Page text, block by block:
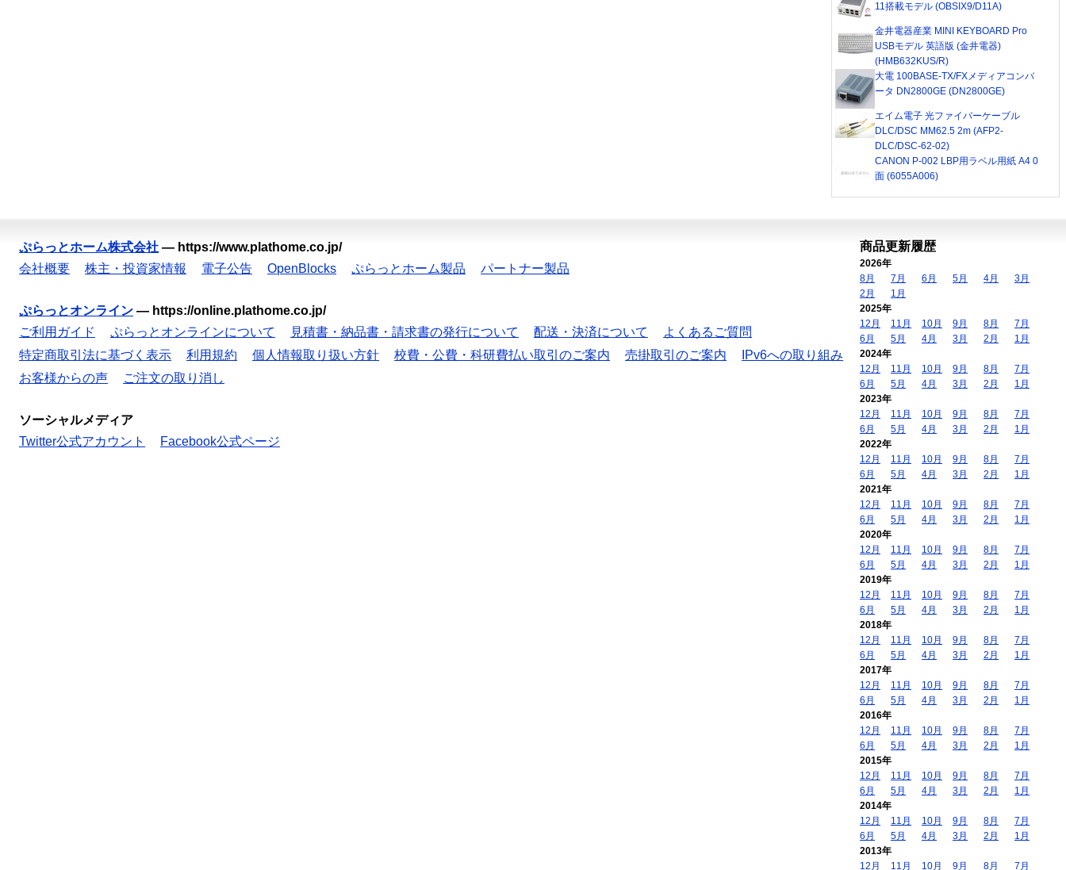
11搭載モデル (OBSIX9/D11A)
金井電器産業 MINI KEYBOARD Pro
USBモデル 英語版 (金井電器)
(HMB632KUS/R)
大電 100BASE-TX/FXメディアコンバ
ータ DN2800GE (DN2800GE)
エイム電子 光ファイバーケーブル
DLC/DSC MM62.5 2m (AFP2-
DLC/DSC-62-02)
CANON P-002 LBP用ラベル用紙 A4 0
面 (6055A006)
ぷらっとホーム株式会社 — https://www.plathome.co.jp/
会社概要
株主・投資家情報 電子公告 OpenBlocks ぷらっとホーム製品 パートナー製品
ぷらっとオンライン — https://online.plathome.co.jp/
ご利用ガイド
ぷらっとオンラインについて 見積書・納品書・請求書の発行について 配送・決済について
よくあるご質問
特定商取引法に基づく表示
利用規約 個人情報取り扱い方針 校費・公費・科研費払い取引のご案内 売掛取引のご案内
IPv6への取り組み
お客様からの声
ご注文の取り消し
ソーシャルメディア
Twitter公式アカウント
Facebook公式ページ
商品更新履歴
2026年
8月
7月 6月 5月 4月
3月
2月
1月
2025年
12月
11月 10月 9月 8月
7月
6月
5月 4月 3月 2月
1月
2024年
12月
11月 10月 9月 8月
7月
6月
5月 4月 3月 2月
1月
2023年
12月
11月 10月 9月 8月
7月
6月
5月 4月 3月 2月
1月
2022年
12月
11月 10月 9月 8月
7月
6月
5月 4月 3月 2月
1月
2021年
12月
11月 10月 9月 8月
7月
6月
5月 4月 3月 2月
1月
2020年
12月
11月 10月 9月 8月
7月
6月
5月 4月 3月 2月
1月
2019年
12月
11月 10月 9月 8月
7月
6月
5月 4月 3月 2月
1月
2018年
12月
11月 10月 9月 8月
7月
6月
5月 4月 3月 2月
1月
2017年
12月
11月 10月 9月 8月
7月
6月
5月 4月 3月 2月
1月
2016年
12月
11月 10月 9月 8月
7月
6月
5月 4月 3月 2月
1月
2015年
12月
11月 10月 9月 8月
7月
6月
5月 4月 3月 2月
1月
2014年
12月
11月 10月 9月 8月
7月
6月
5月 4月 3月 2月
1月
2013年
12月
11月 10月 9月 8月 7月